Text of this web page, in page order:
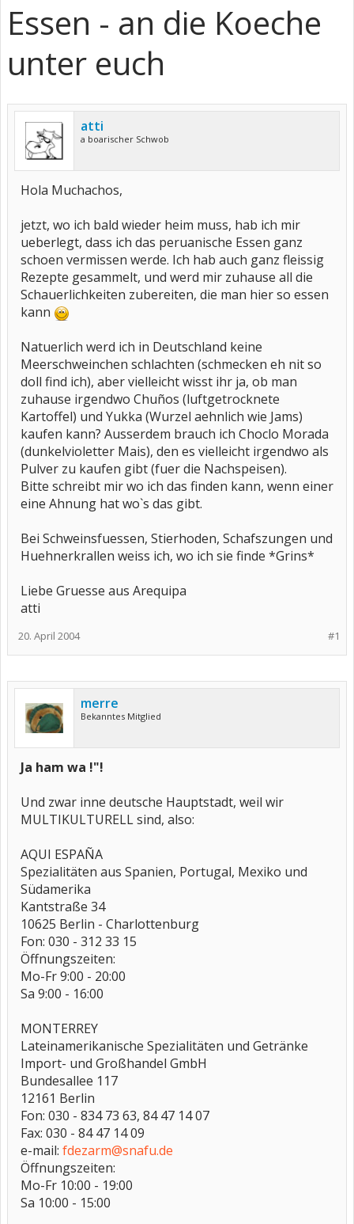
Essen - an die Koeche
unter euch
atti
a boarischer Schwob
Hola Muchachos,
jetzt, wo ich bald wieder heim muss, hab ich mir
ueberlegt, dass ich das peruanische Essen ganz
schoen vermissen werde. Ich hab auch ganz fleissig
Rezepte gesammelt, und werd mir zuhause all die
Schauerlichkeiten zubereiten, die man hier so essen
kann
Natuerlich werd ich in Deutschland keine
Meerschweinchen schlachten (schmecken eh nit so
doll find ich), aber vielleicht wisst ihr ja, ob man
zuhause irgendwo Chuños (luftgetrocknete
Kartoffel) und Yukka (Wurzel aehnlich wie Jams)
kaufen kann? Ausserdem brauch ich Choclo Morada
(dunkelvioletter Mais), den es vielleicht irgendwo als
Pulver zu kaufen gibt (fuer die Nachspeisen).
Bitte schreibt mir wo ich das finden kann, wenn einer
eine Ahnung hat wo`s das gibt.
Bei Schweinsfuessen, Stierhoden, Schafszungen und
Huehnerkrallen weiss ich, wo ich sie finde *Grins*
Liebe Gruesse aus Arequipa
atti
#1
20. April 2004
merre
Bekanntes Mitglied
Ja ham wa !"!
Und zwar inne deutsche Hauptstadt, weil wir
MULTIKULTURELL sind, also:
AQUI ESPAÑA
Spezialitäten aus Spanien, Portugal, Mexiko und
Südamerika
Kantstraße 34
10625 Berlin - Charlottenburg
Fon: 030 - 312 33 15
Öffnungszeiten:
Mo-Fr 9:00 - 20:00
Sa 9:00 - 16:00
MONTERREY
Lateinamerikanische Spezialitäten und Getränke
Import- und Großhandel GmbH
Bundesallee 117
12161 Berlin
Fon: 030 - 834 73 63, 84 47 14 07
Fax: 030 - 84 47 14 09
e-mail: fdezarm@snafu.de
Öffnungszeiten:
Mo-Fr 10:00 - 19:00
Sa 10:00 - 15:00